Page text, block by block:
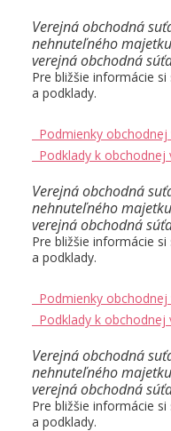
Verejná obchodná
nehnuteľného
verejná obchodná
Pre bližšie informácie
a podklady.
Podmienky
Podklady k
Verejná obchodná
nehnuteľného
verejná obchodná
Pre bližšie informácie
a podklady.
Podmienky
Podklady k
Verejná obchodná
nehnuteľného
verejná obchodná
Pre bližšie informácie
a podklady.